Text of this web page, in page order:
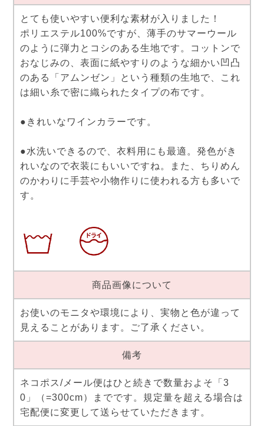
とても使いやすい便利な素材が入りました！
ポリエステル100%ですが、薄手のサマーウール
のように弾力とコシのある生地です。コットンで
おなじみの、表面に紙やすりのような細かい凹凸
のある「アムンゼン」という種類の生地で、これ
は細い糸で密に織られたタイプの布です。
●きれいなワインカラーです。
●水洗いできるので、衣料用にも最適。発色がき
れいなので衣装にもいいですね。また、ちりめん
のかわりに手芸や小物作りに使われる方も多いで
す。
商品画像について
お使いのモニタや環境により、実物と色が違って
見えることがあります。ご了承ください。
備考
ネコポス/メール便はひと続きで数量およそ「3
0」（=300cm）までです。規定量を超える場合は
宅配便に変更して送らせていただきます。